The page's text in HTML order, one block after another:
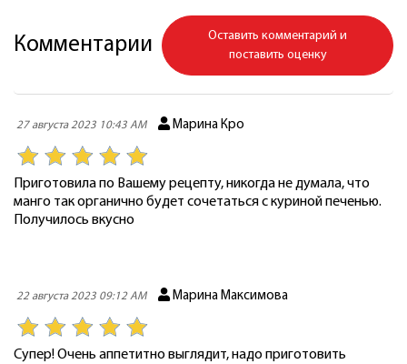
Комментарии
Оставить комментарий и
поставить оценку
27 августа 2023 10:43 AM Марина Кро
Приготовила по Вашему рецепту, никогда не думала, что
манго так органично будет сочетаться с куриной печенью.
Получилось вкусно
22 августа 2023 09:12 AM Марина Максимова
Супер! Очень аппетитно выглядит, надо приготовить